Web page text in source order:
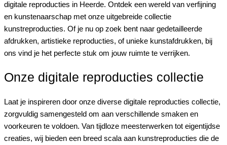
digitale reproducties in Heerde. Ontdek een wereld van verfijning
en kunstenaarschap met onze uitgebreide collectie
kunstreproducties. Of je nu op zoek bent naar gedetailleerde
afdrukken, artistieke reproducties, of unieke kunstafdrukken, bij
ons vind je het perfecte stuk om jouw ruimte te verrijken.
Onze digitale reproducties collectie
Laat je inspireren door onze diverse digitale reproducties collectie,
zorgvuldig samengesteld om aan verschillende smaken en
voorkeuren te voldoen. Van tijdloze meesterwerken tot eigentijdse
creaties, wij bieden een breed scala aan kunstreproducties die de